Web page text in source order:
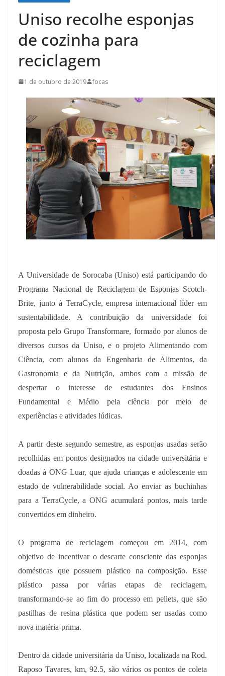
Uniso recolhe esponjas
de cozinha para
reciclagem
1 de outubro de 2019 focas
A Universidade de Sorocaba (Uniso) está participando do
Programa Nacional de Reciclagem de Esponjas Scotch-
Brite, junto à TerraCycle, empresa internacional líder em
sustentabilidade. A contribuição da universidade foi
proposta pelo Grupo Transformare, formado por alunos de
diversos cursos da Uniso, e o projeto Alimentando com
Ciência, com alunos da Engenharia de Alimentos, da
Gastronomia e da Nutrição, ambos com a missão de
despertar o interesse de estudantes dos Ensinos
Fundamental e Médio pela ciência por meio de
experiências e atividades lúdicas.
A partir deste segundo semestre, as esponjas usadas serão
recolhidas em pontos designados na cidade universitária e
doadas à ONG Luar, que ajuda crianças e adolescente em
estado de vulnerabilidade social. Ao enviar as buchinhas
para a TerraCycle, a ONG acumulará pontos, mais tarde
convertidos em dinheiro.
O programa de reciclagem começou em 2014, com
objetivo de incentivar o descarte consciente das esponjas
domésticas que possuem plástico na composição. Esse
plástico passa por várias etapas de reciclagem,
transformando-se ao fim do processo em pellets, que são
pastilhas de resina plástica que podem ser usadas como
nova matéria-prima.
Dentro da cidade universitária da Uniso, localizada na Rod.
Raposo Tavares, km, 92.5, são vários os pontos de coleta